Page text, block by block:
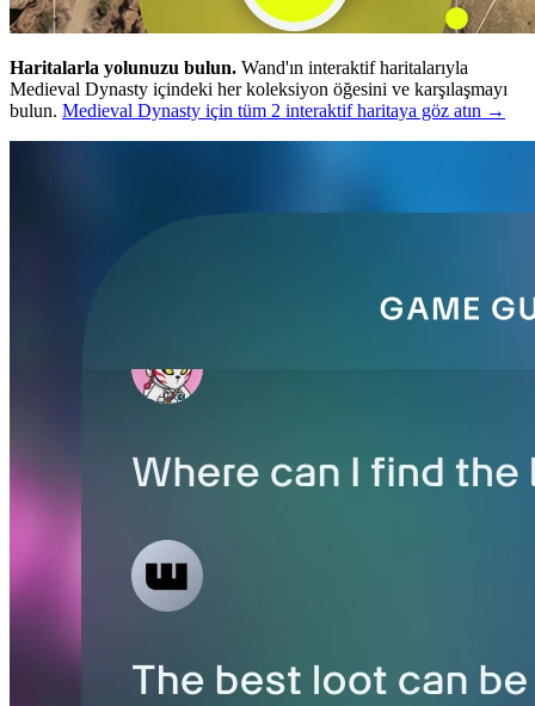
Haritalarla yolunuzu bulun. Wand'ın interaktif haritalarıyla
Medieval Dynasty içindeki her koleksiyon öğesini ve karşılaşmayı
bulun. Medieval Dynasty için tüm 2 interaktif haritaya göz atın →